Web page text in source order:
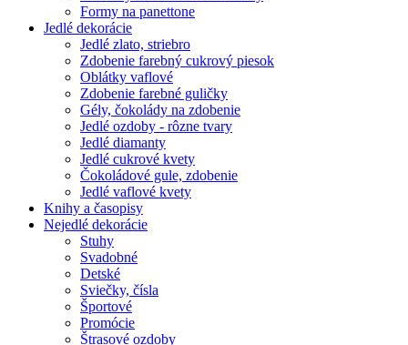
Formy na panettone
Jedlé dekorácie
Jedlé zlato, striebro
Zdobenie farebný cukrový piesok
Oblátky vaflové
Zdobenie farebné guličky
Gély, čokolády na zdobenie
Jedlé ozdoby - rôzne tvary
Jedlé diamanty
Jedlé cukrové kvety
Čokoládové gule, zdobenie
Jedlé vaflové kvety
Knihy a časopisy
Nejedlé dekorácie
Stuhy
Svadobné
Detské
Sviečky, čísla
Športové
Promócie
Štrasové ozdoby